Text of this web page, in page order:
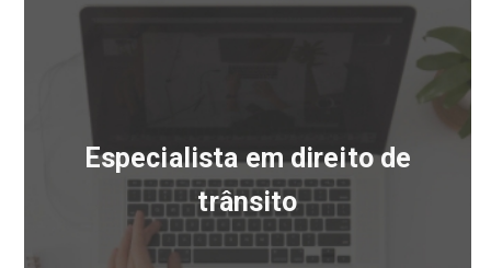
Especialista em direito de
trânsito